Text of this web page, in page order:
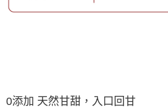
0添加 天然甘甜，入口回甘